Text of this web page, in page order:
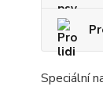
Speciální